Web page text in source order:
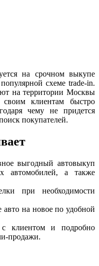
на срочном выкупе
схеме trade-in.
на территории Москвы
клиентам быстро
чему не придется
покупателей.
выгодный автовыкуп
автомобилей, а также
при необходимости
авто на новое по удобной
с клиентом и подробно
продажи.